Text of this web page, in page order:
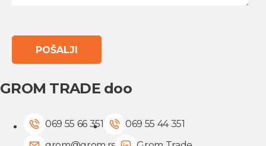
GROM TRADE doo
069 55 66 351
069 55 44 351